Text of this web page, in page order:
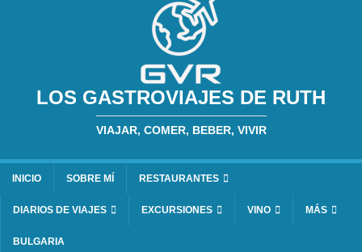
LOS GASTROVIAJES DE RUTH
VIAJAR, COMER, BEBER, VIVIR
INICIO SOBRE MÍ RESTAURANTES
DIARIOS DE VIAJES EXCURSIONES VINO MÁS
BULGARIA